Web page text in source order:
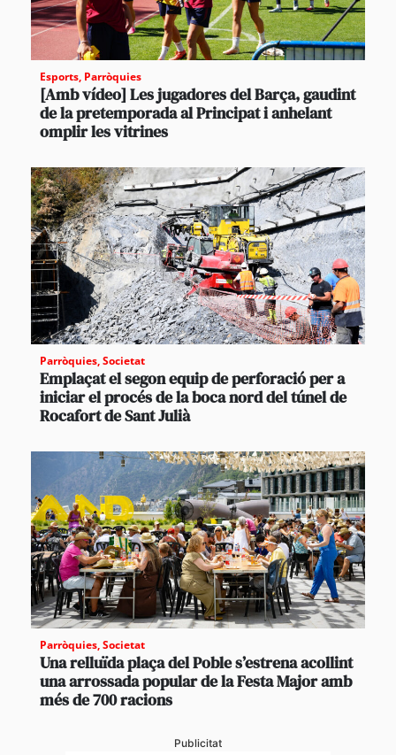
Esports, Parròquies
[Amb vídeo] Les jugadores del Barça, gaudint
de la pretemporada al Principat i anhelant
omplir les vitrines
Parròquies,Societat
Emplaçat el segon equip de perforació per a
iniciar el procés de la boca nord del túnel de
Rocafort de Sant Julià
Parròquies,Societat
Una relluïda plaça del Poble s’estrena acollint
una arrossada popular de la Festa Major amb
més de 700 racions
Publicitat